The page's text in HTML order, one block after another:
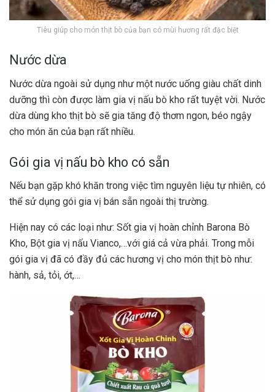
Tiêu giúp cho món thịt bò của bạn có mùi hương rất đặc biệt
Nước dừa
Nước dừa ngoài sử dụng như một nước uống giàu chất dinh
dưỡng thì còn được làm gia vị nấu bò kho rất tuyệt vời. Nước
dừa dùng kho thịt bò sẽ gia tăng độ thơm ngon, béo ngậy
cho món ăn của bạn rất nhiều.
Gói gia vị nấu bò kho có sẵn
Nếu bạn gặp khó khăn trong việc tìm nguyên liệu tự nhiên, có
thể sử dụng gói gia vị bán sẵn ngoài thị trường.
Hiện nay có các loại như: Sốt gia vị hoàn chỉnh Barona Bò
Kho, Bột gia vị nấu Vianco,…với giá cả vừa phải. Trong mỗi
gói gia vị đã có đầy đủ các hương vị cho món thịt bò như:
hành, sả, tỏi, ớt,…